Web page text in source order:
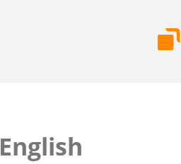
English